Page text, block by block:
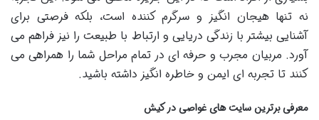
نه تنها هیجان انگیز و سرگرم کننده است، بلکه فرصتی برای
آشنایی بیشتر با زندگی دریایی و ارتباط با طبیعت را نیز فراهم می
آورد. مربیان مجرب و حرفه ای در تمام مراحل شما را همراهی می
کنند تا تجربه ای ایمن و خاطره انگیز داشته باشید.
معرفی برترین سایت های غواصی در کیش